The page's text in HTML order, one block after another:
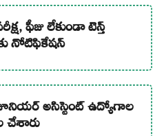
ఫీజు లేకుండా టెన్త్
నోటిఫికేషన్
అసిస్టెంట్ ఉద్యోగాల
చేశారు